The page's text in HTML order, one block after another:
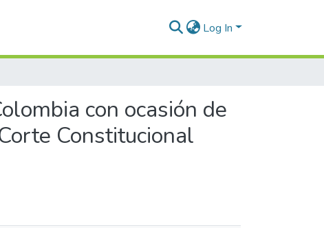
Log In
con ocasión de
Constitucional